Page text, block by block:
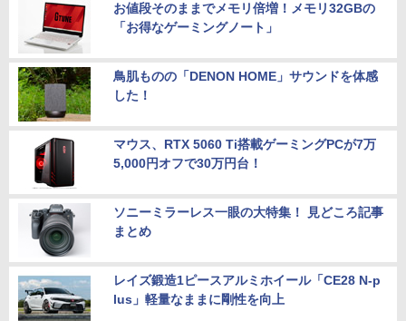
お値段そのままでメモリ倍増！メモリ32GBの
「お得なゲーミングノート」
鳥肌ものの「DENON HOME」サウンドを体感
した！
マウス、RTX 5060 Ti搭載ゲーミングPCが7万
5,000円オフで30万円台！
ソニーミラーレス一眼の大特集！ 見どころ記事
まとめ
レイズ鍛造1ピースアルミホイール「CE28 N-p
lus」軽量なままに剛性を向上